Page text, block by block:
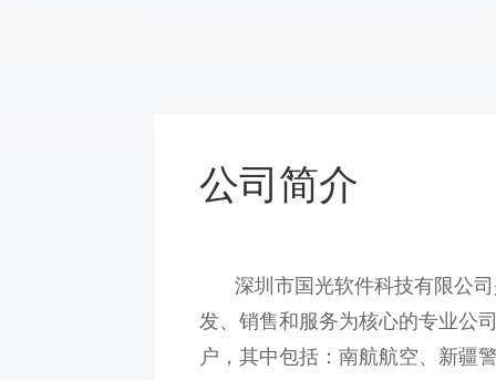
公司简介
深圳市国光软件科技有限公
发、销售和服务为核心的专业公
户，其中包括：南航航空、新疆